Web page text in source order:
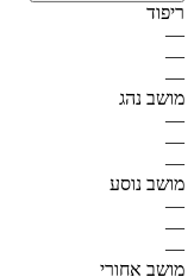
ריפוד
—
—
—
מושב נהג
—
—
—
מושב נוסע
—
—
—
מושב אחורי